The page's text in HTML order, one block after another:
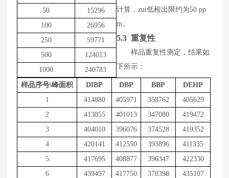
50
15296
100
26956
250
59771
500
124013
1000
240783
计算，zui低检出限约为50 pp
m 。
5.3 重复性
样品重复性测定，结果如
下所示 ：
样品序号\峰面积 DIBP DBP BBP
DEHP
1
414880 405971 358762
405629
2
413855 401013 347080
419472
3
404010 396076 374528
419352
4
420141 412550 393896
411335
5
417695 408877 396347
422330
6
439497 417750 378398
435107